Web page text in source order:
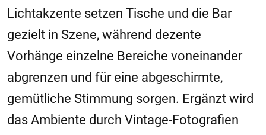
Lichtakzente setzen Tische und die Bar
gezielt in Szene, während dezente
Vorhänge einzelne Bereiche voneinander
abgrenzen und für eine abgeschirmte,
gemütliche Stimmung sorgen. Ergänzt wird
das Ambiente durch Vintage-Fotografien